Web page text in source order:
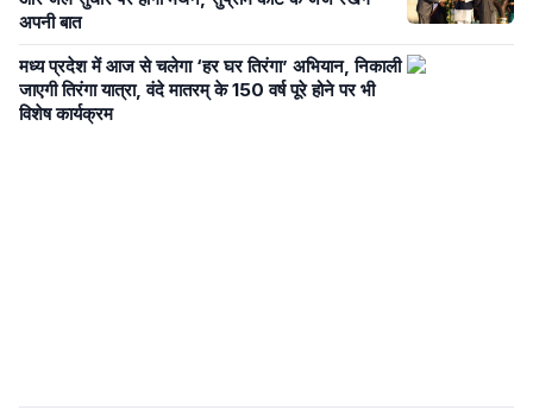
अपनी बात
मध्य प्रदेश में आज से चलेगा ‘हर घर तिरंगा’ अभियान, निकाली
जाएगी तिरंगा यात्रा, वंदे मातरम् के 150 वर्ष पूरे होने पर भी
विशेष कार्यक्रम